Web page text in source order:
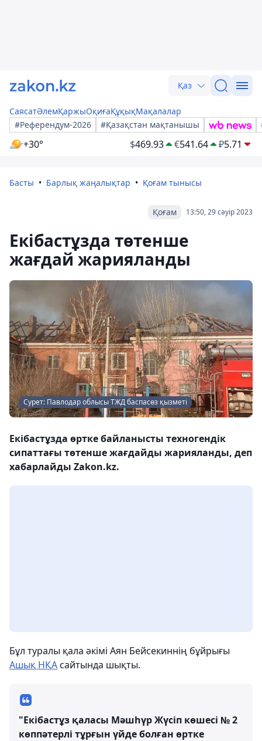
Қаз
СаясатӘлемҚаржыОқиғаҚұқықМақалалар
#Референдум-2026
#Қазақстан мақтанышы
+30° $469.93 €541.64 ₽5.71
Басты Барлық жаңалықтар Қоғам тынысы
13:50, 29 сәуір 2023
Қоғам
Екібастұзда төтенше
жағдай жарияланды
Сурет: Павлодар облысы ТЖД баспасөз қызметі
Екібастұзда өртке байланысты техногендік
сипаттағы төтенше жағдайды жарияланды, деп
хабарлайды Zakon.kz.
Бұл туралы қала әкімі Аян Бейсекиннің бұйрығы
Ашық НҚАсайтында шықты.
"Екібастұз қаласы Мәшһүр Жүсіп көшесі № 2
көппәтерлі тұрғын үйде болған өртке